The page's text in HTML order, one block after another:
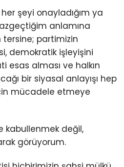
şeyi onayladığım ya
anlamına
partimizin
demokratik işleyişini
esas alması ve halkın
bir siyasal anlayışı hep
mücadele etmeye
kabullenmek değil,
görüyorum.